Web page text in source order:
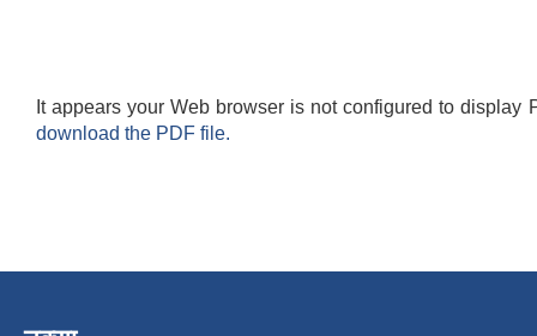
It appears your Web browser is not configured to display
download the PDF file.